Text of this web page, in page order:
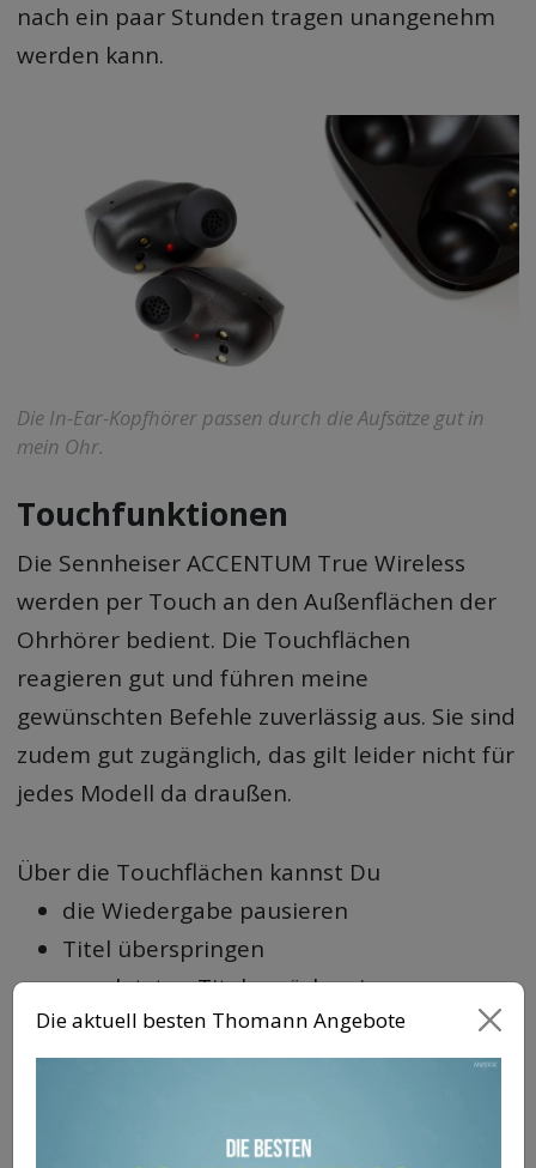
nach ein paar Stunden tragen unangenehm
werden kann.
Die In-Ear-Kopfhörer passen durch die Aufsätze gut in
mein Ohr.
Touchfunktionen
Die Sennheiser ACCENTUM True Wireless
werden per Touch an den Außenflächen der
Ohrhörer bedient. Die Touchflächen
reagieren gut und führen meine
gewünschten Befehle zuverlässig aus. Sie sind
zudem gut zugänglich, das gilt leider nicht für
jedes Modell da draußen.
Über die Touchflächen kannst Du
die Wiedergabe pausieren
Titel überspringen
zum letzten Titel zurückspringen
ANC einschalten
ANC ausschalten
einen Sprachassistenzen (Google, Siri,…)
Die aktuell besten Thomann Angebote